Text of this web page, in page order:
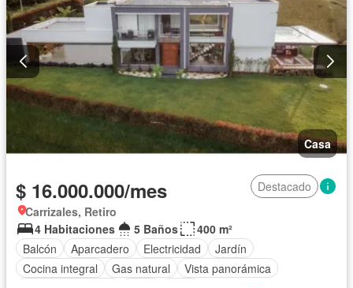
Casa
$ 16.000.000/mes
Destacado
Carrizales, Retiro
4 Habitaciones
5 Baños
400 m²
Balcón
Aparcadero Electricidad
Jardín
Cocina integral
Gas natural
Vista panorámica